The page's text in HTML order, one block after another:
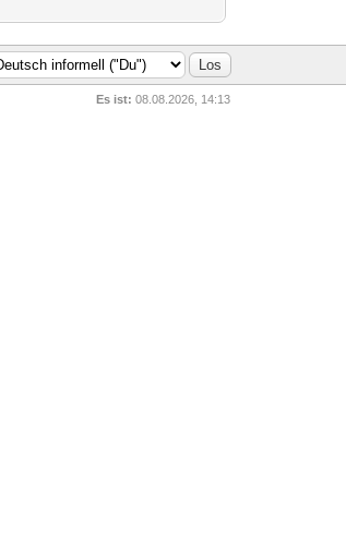
Es ist: 08.08.2026, 14:13